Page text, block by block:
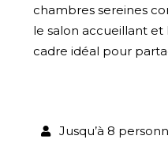
chambres sereines
le salon accueillant
cadre idéal pour
Jusqu’à 8